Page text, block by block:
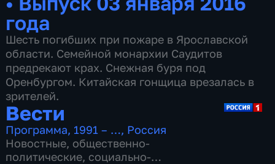
года
Шесть погибших при пожаре в Ярославской
области. Семейной монархии Саудитов
предрекают крах. Снежная буря под
Оренбургом. Китайская гонщица врезалась в
зрителей.
Вести
Программа, 1991 – …, Россия
Новостные, общественно-
политические, социально-